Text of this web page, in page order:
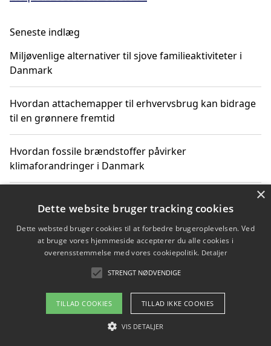
Seneste indlæg
Miljøvenlige alternativer til sjove familieaktiviteter i
Danmark
Hvordan attachemapper til erhvervsbrug kan bidrage
til en grønnere fremtid
Hvordan fossile brændstoffer påvirker
klimaforandringer i Danmark
klimaændringer
Hvordan citater om fossile brændstoffer kan ændre
Copyright 2026 - Pilanto Aps
Om / kontakt
×
Dette website bruger tracking cookies
Dette websted bruger cookies til at forbedre brugeroplevelsen. Ved
at bruge vores hjemmeside accepterer du alle cookies i
overensstemmelse med vores cookiepolitik. Detaljer
STRENGT NØDVENDIGE
TILLAD COOKIES TILLAD IKKE COOKIES
VIS DETALJER